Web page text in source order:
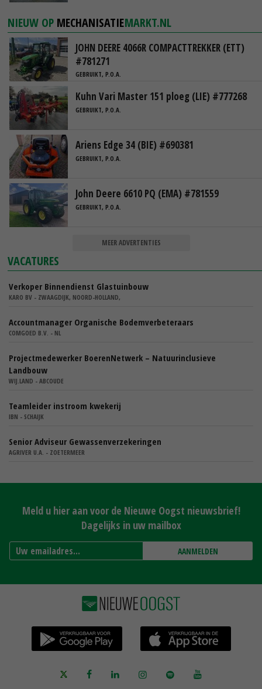
NIEUW OP MECHANISATIEMARKT.NL
JOHN DEERE 4066R COMPACTTREKKER (ETT)
#781271
GEBRUIKT, P.O.A.
Kuhn Vari Master 151 ploeg (LIE) #777268
GEBRUIKT, P.O.A.
Ariens Edge 34 (BIE) #690381
GEBRUIKT, P.O.A.
John Deere 6610 PQ (EMA) #781559
GEBRUIKT, P.O.A.
MEER ADVERTENTIES
VACATURES
Verkoper Binnendienst Glastuinbouw
KARO BV - ZWAAGDIJK, NOORD-HOLLAND,
Accountmanager Organische Bodemverbeteraars
COMGOED B.V. - NL
Projectmedewerker BoerenNetwerk – Natuurinclusieve
Landbouw
WIJ.LAND - ABCOUDE
Teamleider instroom kwekerij
IBN - SCHAIJK
Senior Adviseur Gewassenverzekeringen
AGRIVER U.A. - ZOETERMEER
Meld u hier aan voor de Nieuwe Oogst nieuwsbrief!
Dagelijks in uw mailbox
AANMELDEN